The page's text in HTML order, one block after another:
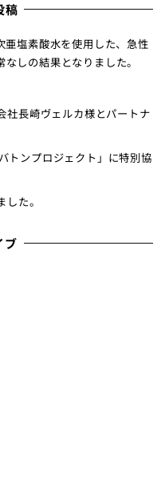
稿
亜塩素酸水を使用した、急性
しの結果となりました。
社長崎ヴェルカ様とパートナ
トンプロジェクト」に特別協
た。
ブ